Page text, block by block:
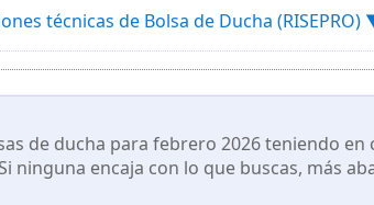
el material de PVC inteligente
°C (45 °C) en 3 horas con luz solar directa.
multifuncional está equipada con tubo de
Ideal para todas las actividades de ocio y
técnicas de Bolsa de Ducha (RISEPRO)
de ducha para febrero 2026 teniendo
ninguna encaja con lo que buscas, más